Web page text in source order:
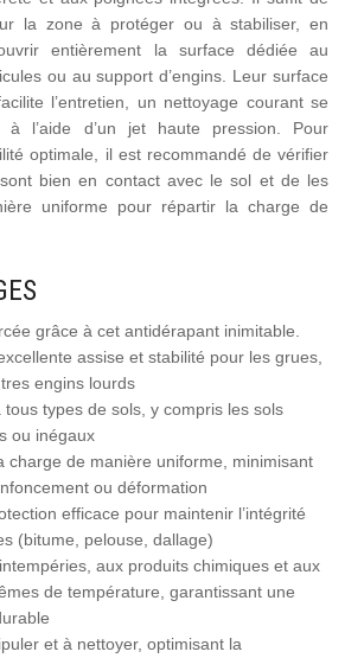
la zone à protéger ou à stabiliser, en
entièrement la surface dédiée au
ou au support d’engins. Leur surface
l’entretien, un nettoyage courant se
à l’aide d’un jet haute pression. Pour
optimale, il est recommandé de vérifier
bien en contact avec le sol et de les
uniforme pour répartir la charge de
grâce à cet antidérapant inimitable.
assise et stabilité pour les grues,
engins lourds
tous types de sols, y compris les sols
ou inégaux
charge de manière uniforme, minimisant
ou déformation
efficace pour maintenir l’intégrité
(bitume, pelouse, dallage)
aux produits chimiques et aux
de température, garantissant une
et à nettoyer, optimisant la